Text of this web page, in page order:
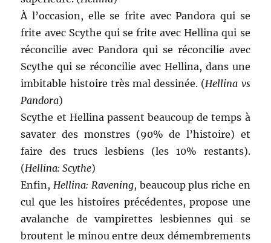
À l’occasion, elle se frite avec Pandora qui se
frite avec Scythe qui se frite avec Hellina qui se
réconcilie avec Pandora qui se réconcilie avec
Scythe qui se réconcilie avec Hellina, dans une
imbitable histoire très mal dessinée. (Hellina vs
Pandora)
Scythe et Hellina passent beaucoup de temps à
savater des monstres (90% de l’histoire) et
faire des trucs lesbiens (les 10% restants).
(Hellina: Scythe)
Enfin,Hellina: Ravening, beaucoup plus riche en
cul que les histoires précédentes, propose une
avalanche de vampirettes lesbiennes qui se
broutent le minou entre deux démembrements